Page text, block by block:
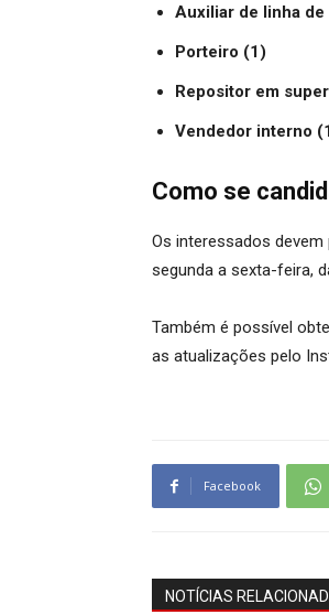
Auxiliar de linha
Porteiro (1)
Repositor em
Vendedor interno
Como se
Os interessados
segunda a sexta-feira,
Também é possível
as atualizações pelo
Facebook
NOTÍCIAS